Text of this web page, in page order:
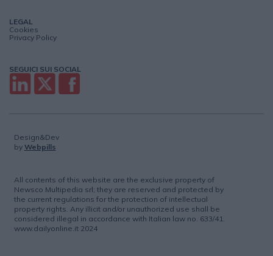
LEGAL
Cookies
Privacy Policy
SEGUICI SUI SOCIAL
Design&Dev
by Webpills
All contents of this website are the exclusive property of
Newsco Multipedia srl; they are reserved and protected by
the current regulations for the protection of intellectual
property rights. Any illicit and/or unauthorized use shall be
considered illegal in accordance with Italian law no. 633/41.
www.dailyonline.it 2024